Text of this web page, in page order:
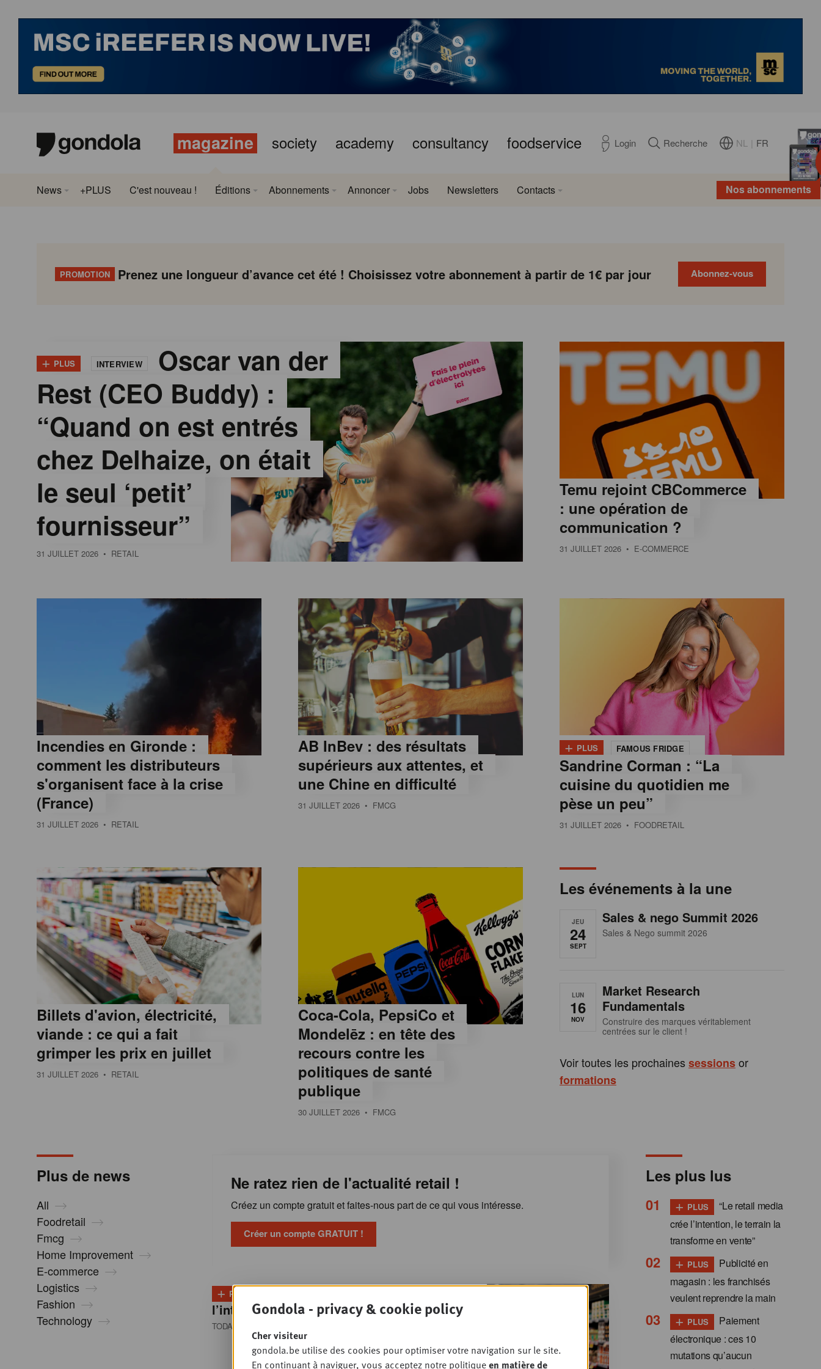
magazine society academy consultancy foodservice Login Recherche NL FR
Nos abonnements
News +PLUS C'est nouveau ! Éditions Abonnements Annoncer Jobs Newsletters Contacts
PROMOTION Prenez une longueur d’avance cet été ! Choisissez votre abonnement à partir de 1€ par jour Abonnez-vous
+ PLUS INTERVIEW
Oscar van der
Rest (CEO Buddy) :
“Quand on est entrés
chez Delhaize, on était
le seul ‘petit’
fournisseur”
31 JUILLET 2026 • RETAIL
Temu rejoint CBCommerce
: une opération de
communication ?
31 JUILLET 2026 • E-COMMERCE
Incendies en Gironde :
comment les distributeurs
s'organisent face à la crise
(France)
31 JUILLET 2026 • RETAIL
AB InBev : des résultats
supérieurs aux attentes, et
une Chine en difficulté
31 JUILLET 2026 • FMCG
+ PLUS FAMOUS FRIDGE
Sandrine Corman : “La
cuisine du quotidien me
pèse un peu”
31 JUILLET 2026 • FOODRETAIL
Billets d'avion, électricité,
viande : ce qui a fait
grimper les prix en juillet
31 JUILLET 2026 • RETAIL
Coca-Cola, PepsiCo et
Mondelēz : en tête des
recours contre les
politiques de santé
publique
30 JUILLET 2026 • FMCG
Les événements à la une
JEU
24
SEPT
Sales & nego Summit 2026
Sales & Nego summit 2026
LUN
16
NOV
Market Research
Fundamentals
Construire des marques véritablement
centrées sur le client !
Voir toutes les prochaines sessionsor
formations
Plus de news
All
Foodretail
Fmcg
Home Improvement
E-commerce
Logistics
Fashion
Technology
Ne ratez rien de l'actualité retail !
Créez un compte gratuit et faites-nous part de ce qui vous intéresse.
Créer un compte GRATUIT !
+ PLUS
“Le retail media crée
l’intention, le terrain la transforme en vente”
TODAY 08:30
Les plus lus
+ PLUS
“Le retail media
crée l’intention, le terrain la
transforme en vente”
+ PLUS
Publicité en
magasin : les franchisés
veulent reprendre la main
+ PLUS
Paiement
électronique : ces 10
mutations qu’aucun
Gondola - privacy & cookie policy
Cher visiteur
gondola.be utilise des cookies pour optimiser votre navigation sur le site.
En continuant à naviguer, vous acceptez notre politiqueen matière de